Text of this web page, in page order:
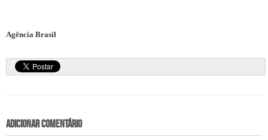
Agência Brasil
Adicionar comentário